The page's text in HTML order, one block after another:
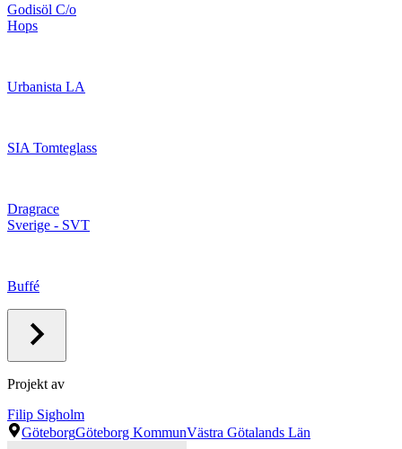
Godisöl C/o
Hops
Urbanista LA
SIA Tomteglass
Dragrace
Sverige - SVT
Buffé
Projekt av
Filip Sigholm
GöteborgGöteborg KommunVästra Götalands Län